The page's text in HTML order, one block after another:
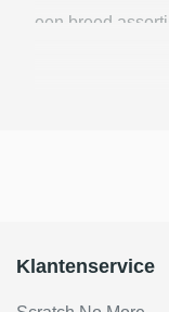
een breed
Klantenservice